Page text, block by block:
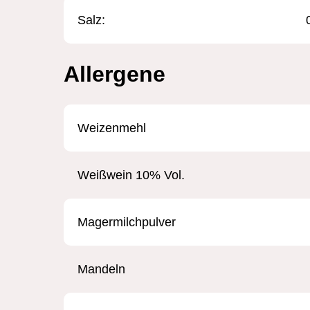
Salz:
Allergene
Weizenmehl
Weißwein 10% Vol.
Magermilchpulver
Mandeln